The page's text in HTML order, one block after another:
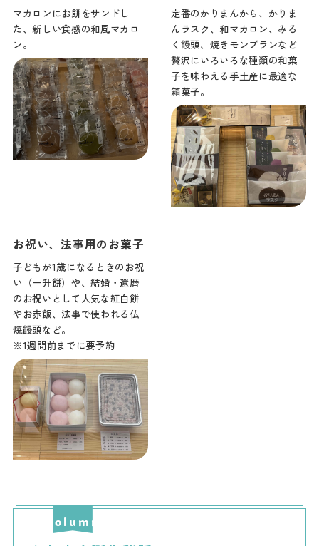
マカロンにお餅をサンドし
た、新しい食感の和風マカロ
ン。
定番のかりまんから、かりま
んラスク、和マカロン、みる
く饅頭、焼きモンブランなど
贅沢にいろいろな種類の和菓
子を味わえる手土産に最適な
箱菓子。
お祝い、法事用のお菓子
子どもが1歳になるときのお祝
い（一升餅）や、結婚・還暦
のお祝いとして人気な紅白餅
やお赤飯、法事で使われる仏
焼饅頭など。
※1週間前までに要予約